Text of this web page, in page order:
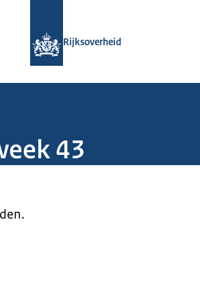
Rijksoverheid
43